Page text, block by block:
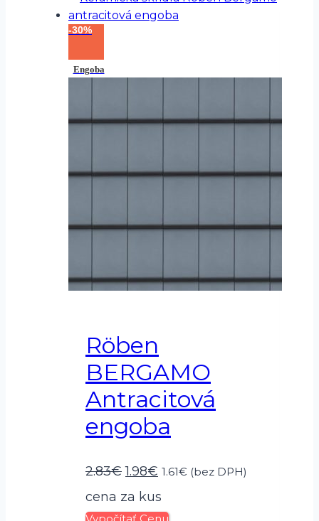
-30%
Engoba
Röben
BERGAMO
Antracitová
engoba
2.83€Pôvodná
cena
1.98€ Aktuálna
cena
1.61€ (bez DPH)
cena za kus